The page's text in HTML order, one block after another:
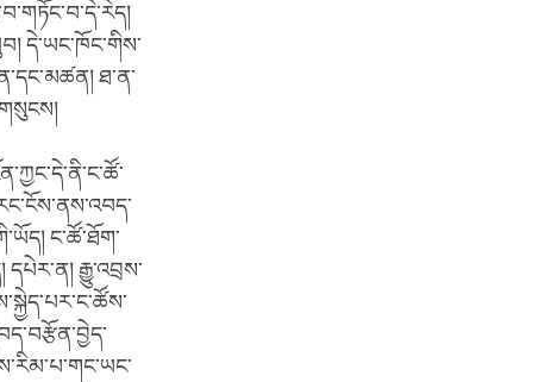
དེ་ཡང་ཁོང་གིས་
ཐ་ན་
ང་ཚོ་ཐོག་
རྒྱུ་འབྲས་